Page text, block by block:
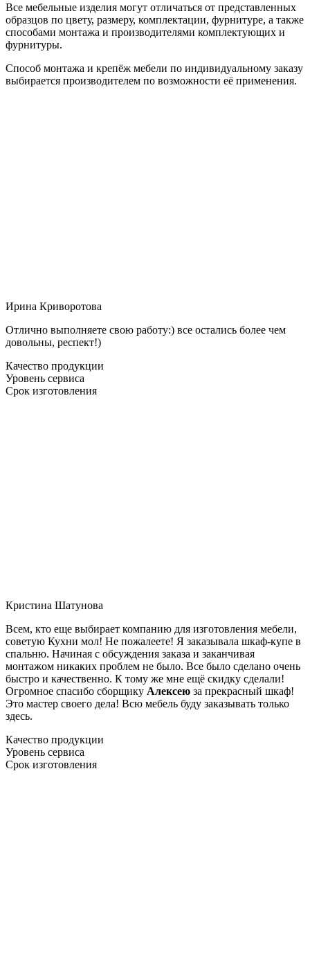
Все мебельные изделия могут отличаться от представленных
образцов по цвету, размеру, комплектации, фурнитуре, а также
способами монтажа и производителями комплектующих и
фурнитуры.
Способ монтажа и крепёж мебели по индивидуальному заказу
выбирается производителем по возможности её применения.
Ирина Криворотова
Отлично выполняете свою работу:) все остались более чем
довольны, респект!)
Качество продукции
Уровень сервиса
Срок изготовления
Кристина Шатунова
Всем, кто еще выбирает компанию для изготовления мебели,
советую Кухни мол! Не пожалеете! Я заказывала шкаф-купе в
спальню. Начиная с обсуждения заказа и заканчивая
монтажом никаких проблем не было. Все было сделано очень
быстро и качественно. К тому же мне ещё скидку сделали!
Огромное спасибо сборщику Алексею за прекрасный шкаф!
Это мастер своего дела! Всю мебель буду заказывать только
здесь.
Качество продукции
Уровень сервиса
Срок изготовления